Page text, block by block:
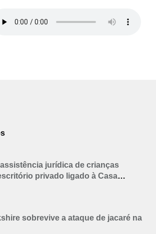
jurídica de crianças
privado ligado à Casa
sobrevive a ataque de jacaré na